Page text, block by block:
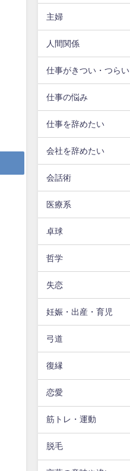
主婦
人間関係
仕事がきつい・つらい
仕事の悩み
仕事を辞めたい
会社を辞めたい
会話術
医療系
卓球
哲学
失恋
妊娠・出産・育児
弓道
復縁
恋愛
筋トレ・運動
脱毛